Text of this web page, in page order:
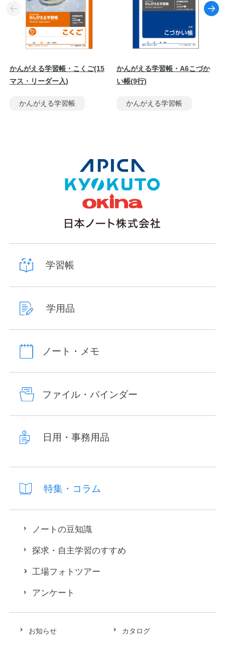
かんがえる学習帳・こくご(15
マス・リーダー入)
かんがえる学習帳
かんがえる学習帳・A6こづか
い帳(9行)
かんがえる学習帳
お知らせ カタログ
学習帳
学用品
ノート・メモ
ファイル・バインダー
日用・事務用品
特集・コラム
ノートの豆知識
探求・自主学習のすすめ
工場フォトツアー
アンケート